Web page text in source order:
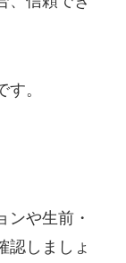
。
ンや生前・
認しましょ